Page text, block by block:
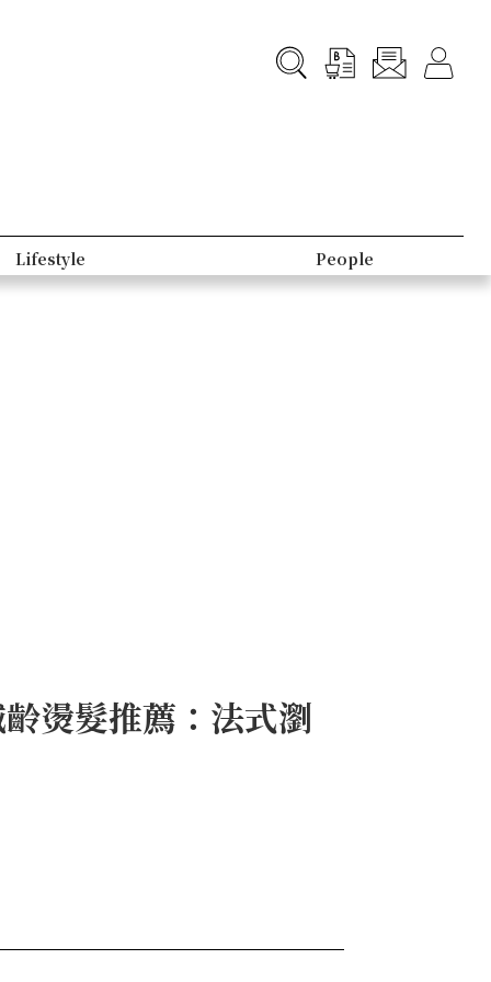
Lifestyle People
燙髮推薦：法式瀏